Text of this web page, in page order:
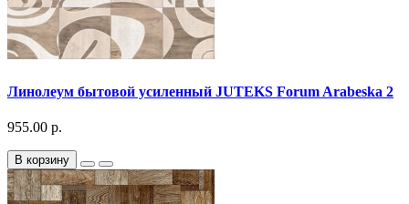
Линолеум бытовой усиленный JUTEKS Forum Arabeska 2
955.00 р.
В корзину